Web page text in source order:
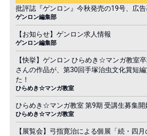
批評誌『ゲンロン』今秋発売の19号、広告
ゲンロン編集部
【お知らせ】ゲンロン求人情報
ゲンロン編集部
【快挙】ゲンロン ひらめき☆マンガ教室
さんの作品が、第30回手塚治虫文化賞短
た！
ひらめき☆マンガ教室
ひらめき☆マンガ教室 第9期 受講生募集開
ひらめき☆マンガ教室
【展覧会】弓指寛治による個展「続・四